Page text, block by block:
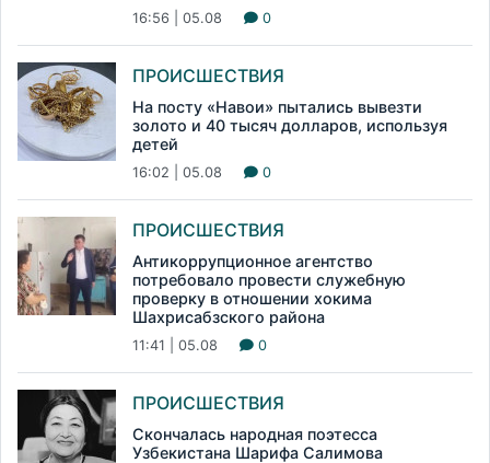
16:56 | 05.08 0
ПРОИСШЕСТВИЯ
На посту «Навои» пытались вывезти
золото и 40 тысяч долларов, используя
детей
16:02 | 05.08 0
ПРОИСШЕСТВИЯ
Антикоррупционное агентство
потребовало провести служебную
проверку в отношении хокима
Шахрисабзского района
11:41 | 05.08 0
ПРОИСШЕСТВИЯ
Скончалась народная поэтесса
Узбекистана Шарифа Салимова